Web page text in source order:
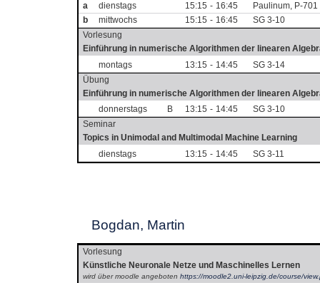
a
dienstags 15:15 - 16:45
Paulinum, P-701
b
mittwochs 15:15 - 16:45
SG 3-10
Vorlesung
Einführung in numerische Algorithmen der linearen
montags
13:15 - 14:45
SG 3-14
Übung
Einführung in numerische Algorithmen der linearen
donnerstags
B 13:15 - 14:45
SG 3-10
Seminar
Topics in Unimodal and Multimodal Machine Learning
dienstags
13:15 - 14:45 SG 3-11
Bogdan, Martin
Vorlesung
Künstliche Neuronale Netze und Maschinelles Lernen
wird über moodle angebotenhttps://moodle2.uni-leipzig.de/course/